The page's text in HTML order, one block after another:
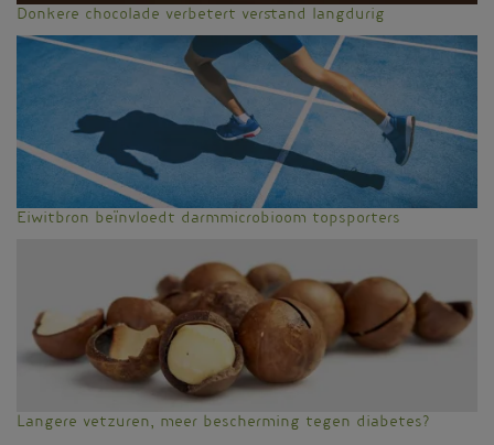
Donkere chocolade verbetert verstand langdurig
Eiwitbron beïnvloedt darmmicrobioom topsporters
Langere vetzuren, meer bescherming tegen diabetes?